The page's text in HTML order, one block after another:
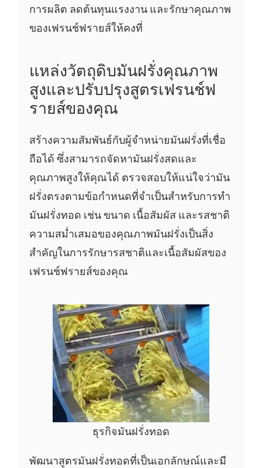
การผลิต ลดต้นทุนแรงงาน และรักษาคุณภาพ
ของเฟรนช์ฟรายส์ให้คงที่
แหล่งวัตถุดิบมันฝรั่งคุณภาพ
สูงและปรับปรุงสูตรเฟรนช์ฟ
รายส์ของคุณ
สร้างความสัมพันธ์กับผู้จำหน่ายมันฝรั่งที่เชื่อ
ถือได้ ซึ่งสามารถจัดหามันฝรั่งสดและ
คุณภาพสูงให้คุณได้ ตรวจสอบให้แน่ใจว่ามัน
ฝรั่งตรงตามข้อกำหนดที่จำเป็นสำหรับการทำ
มันฝรั่งทอด เช่น ขนาด เนื้อสัมผัส และรสชาติ
ความสม่ำเสมอของคุณภาพมันฝรั่งเป็นสิ่ง
สำคัญในการรักษารสชาติและเนื้อสัมผัสของ
เฟรนช์ฟรายส์ของคุณ
ธุรกิจมันฝรั่งทอด
พัฒนาสูตรมันฝรั่งทอดที่เป็นเอกลักษณ์และมี